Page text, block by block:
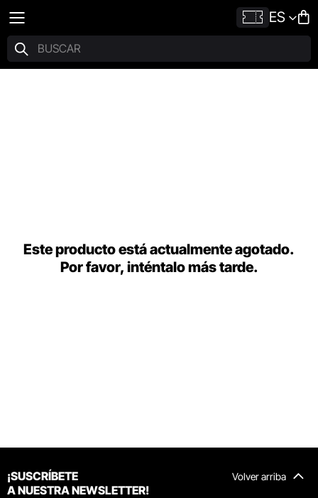
ES
Este producto está actualmente agotado.
Por favor, inténtalo más tarde.
Volver arriba
¡SUSCRÍBETE
A NUESTRA NEWSLETTER!